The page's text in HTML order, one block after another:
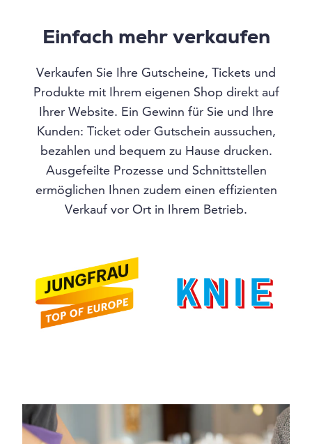
Einfach mehr verkaufen
Verkaufen Sie Ihre Gutscheine, Tickets und
Produkte mit Ihrem eigenen Shop direkt auf
Ihrer Website. Ein Gewinn für Sie und Ihre
Kunden: Ticket oder Gutschein aussuchen,
bezahlen und bequem zu Hause drucken.
Ausgefeilte Prozesse und Schnittstellen
ermöglichen Ihnen zudem einen effizienten
Verkauf vor Ort in Ihrem Betrieb.